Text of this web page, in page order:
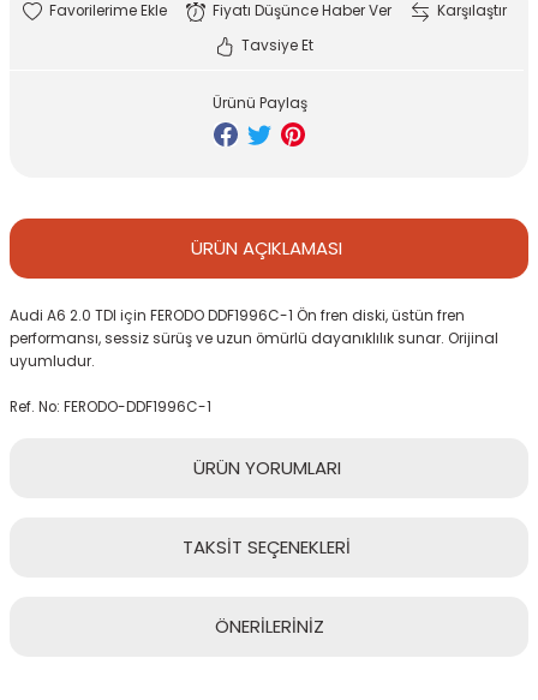
Fiyatı Düşünce Haber Ver
Karşılaştır
Tavsiye Et
Ürünü Paylaş
ÜRÜN AÇIKLAMASI
Audi A6 2.0 TDI için FERODO DDF1996C-1 Ön fren diski, üstün fren
performansı, sessiz sürüş ve uzun ömürlü dayanıklılık sunar. Orijinal
uyumludur.
Ref. No: FERODO-DDF1996C-1
ÜRÜN YORUMLARI
TAKSİT SEÇENEKLERİ
ÖNERİLERİNİZ